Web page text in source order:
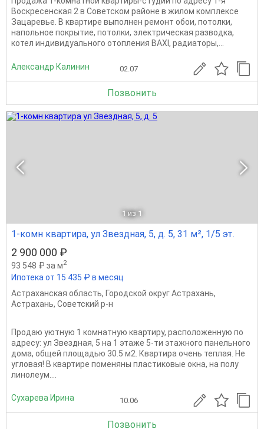
Воскресенская 2 в Советском районе в жилом комплексе
Зацаревье. В квартире выполнен ремонт обои, потолки,
напольное покрытие, потолки, электрическая разводка,
котел индивидуального отопления BAXI, радиаторы,...
Александр Калинин 02.07
Позвонить
1 из 1
1-комн квартира, ул Звездная, 5, д. 5, 31 м², 1/5 эт.
2 900 000 ₽
93 548 ₽ за м2
Ипотека от 15 435 ₽ в месяц
Астраханская область, Городской округ Астрахань,
Астрахань, Советский р-н
Продаю уютную 1 комнатную квартиру, расположенную по
адресу: ул Звездная, 5 на 1 этаже 5-ти этажного панельного
дома, общей площадью 30.5 м2. Квартира очень теплая. Не
угловая! В квартире поменяны пластиковые окна, на полу
линолеум....
Сухарева Ирина 10.06
Позвонить